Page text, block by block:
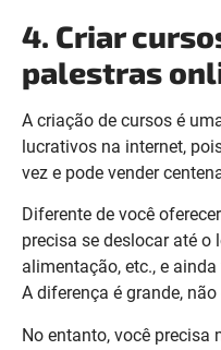
4. Criar
palestras
A criação de cursos é
lucrativos na internet,
vez e pode vender
Diferente de você
precisa se deslocar até o
alimentação, etc., e
A diferença é grande, não
No entanto, você precisa